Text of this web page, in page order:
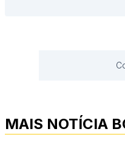
MAIS NOTÍCIA